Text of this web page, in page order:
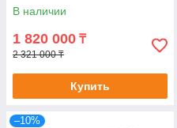
В наличии
1 820 000 ₸
2 321 000 ₸
Купить
–10%